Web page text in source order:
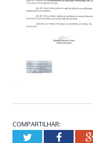
COMPARTILHAR:
Twitter